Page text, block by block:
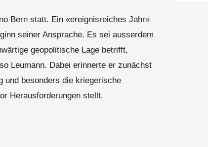
Bern statt. Ein «ereignisreiches Jahr»
seiner Ansprache. Es sei ausserdem
geopolitische Lage betrifft,
Leumann. Dabei erinnerte er zunächst
und besonders die kriegerische
Herausforderungen stellt.